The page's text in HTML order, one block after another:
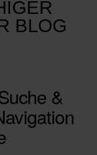
BLOG
&